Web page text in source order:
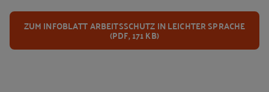
ZUM INFOBLATT ARBEITSSCHUTZ IN LEICHTER SPRACHE
(PDF, 171 KB)